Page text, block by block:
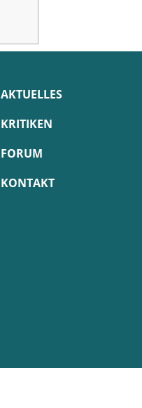
AKTUELLES
KRITIKEN
FORUM
KONTAKT